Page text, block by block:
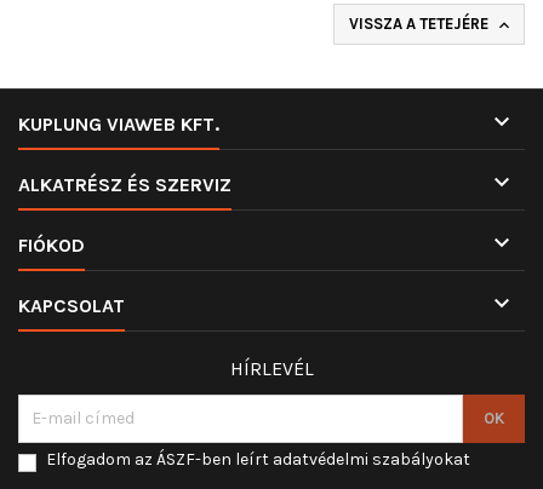
VISSZA A TETEJÉRE 
KUPLUNG VIAWEB KFT. 
ALKATRÉSZ ÉS SZERVIZ 
FIÓKOD 
KAPCSOLAT 
HÍRLEVÉL
Elfogadom az ÁSZF-ben leírt adatvédelmi szabályokat